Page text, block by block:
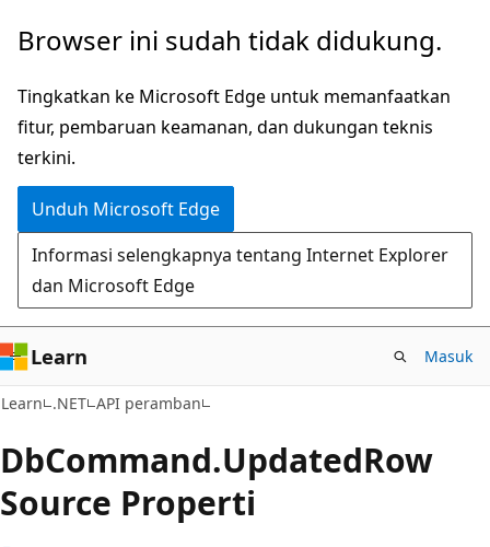
Lompati
konten
utama
Lewati
navigasi
dalam
halaman
Browser ini sudah tidak didukung.
Tingkatkan ke Microsoft Edge untuk memanfaatkan
fitur, pembaruan keamanan, dan dukungan teknis
terkini.
Unduh Microsoft Edge
Informasi selengkapnya tentang Internet Explorer
dan Microsoft Edge
Learn Masuk
Learn .NET API peramban
DbCommand.UpdatedRow
Source Properti